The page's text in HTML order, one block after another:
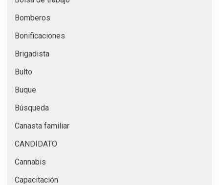
Bomberos
Bonificaciones
Brigadista
Bulto
Buque
Búsqueda
Canasta familiar
CANDIDATO
Cannabis
Capacitación